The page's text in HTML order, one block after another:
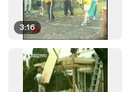
3:16